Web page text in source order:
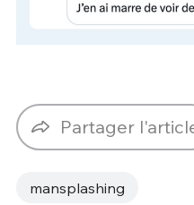
Partager
mansplashing